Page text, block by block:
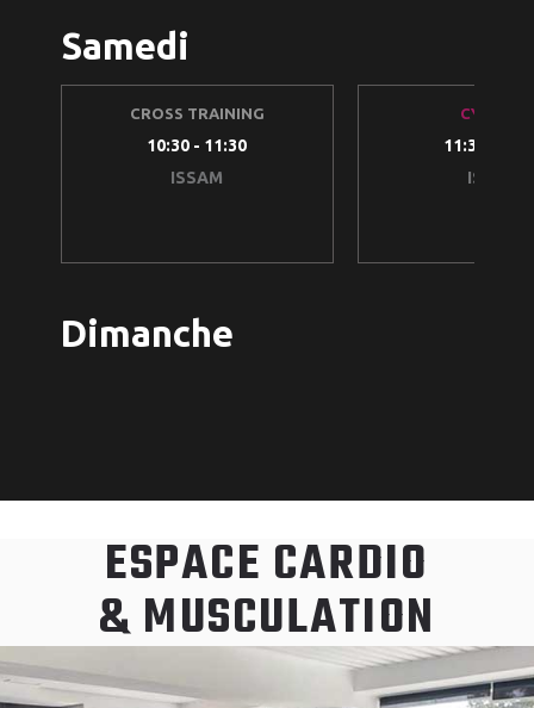
Samedi
CROSS TRAINING
10:30 - 11:30
ISSAM
CYCLING
11:30 -
ISSAM
Dimanche
ESPACE CARDIO
& MUSCULATION